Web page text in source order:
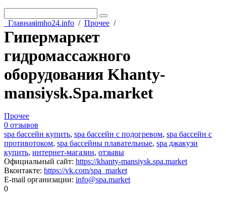
Главнаяimho24.info / Прочее /
Гипермаркет
гидромассажного
оборудования Khanty-
mansiysk.Spa.market
Прочее
0 отзывов
spa бассейн купить, spa бассейн с подогревом, spa бассейн с
противотоком, spa бассейны плавательные, spa джакузи
купить, интернет-магазин, отзывы
Официальный сайт: https://khanty-mansiysk.spa.market
Вконтакте: https://vk.com/spa_market
E-mail организации: info@spa.market
0